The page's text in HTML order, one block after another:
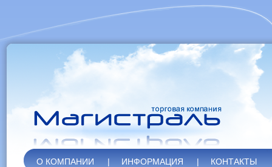
О КОМПАНИИ | ИНФОРМАЦИЯ | КОНТАКТЫ